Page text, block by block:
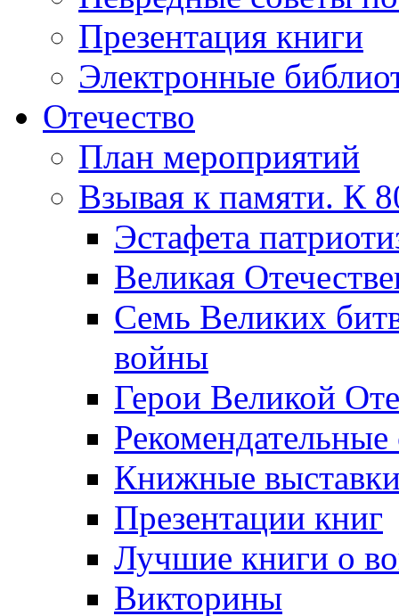
Презентация книги
Электронные
Отечество
План мероприятий
Взывая к памяти. К
Эcтафета
Великая
Семь Великих
войны
Герои Великой
Рекомендательные
Книжные
Презентации книг
Лучшие книги о
Викторины